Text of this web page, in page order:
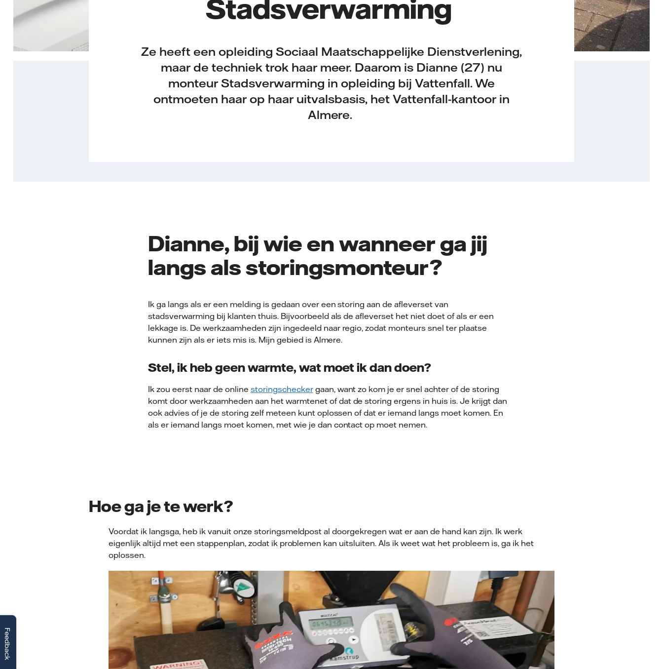
Stadsverwarming
Ze heeft een opleiding Sociaal Maatschappelijke Dienstverlening,
maar de techniek trok haar meer. Daarom is Dianne (27) nu
monteur Stadsverwarming in opleiding bij Vattenfall. We
ontmoeten haar op haar uitvalsbasis, het Vattenfall-kantoor in
Almere.
Dianne, bij wie en wanneer ga jij
langs als storingsmonteur?
Ik ga langs als er een melding is gedaan over een storing aan de afleverset van
stadsverwarming bij klanten thuis. Bijvoorbeeld als de afleverset het niet doet of als er een
lekkage is. De werkzaamheden zijn ingedeeld naar regio, zodat monteurs snel ter plaatse
kunnen zijn als er iets mis is. Mijn gebied is Almere.
Stel, ik heb geen warmte, wat moet ik dan doen?
Ik zou eerst naar de online storingscheckergaan, want zo kom je er snel achter of de storing
komt door werkzaamheden aan het warmtenet of dat de storing ergens in huis is. Je krijgt dan
ook advies of je de storing zelf meteen kunt oplossen of dat er iemand langs moet komen. En
als er iemand langs moet komen, met wie je dan contact op moet nemen.
Hoe ga je te werk?
Voordat ik langsga, heb ik vanuit onze storingsmeldpost al doorgekregen wat er aan de hand kan zijn. Ik werk
eigenlijk altijd met een stappenplan, zodat ik problemen kan uitsluiten. Als ik weet wat het probleem is, ga ik het
oplossen.
Feedback